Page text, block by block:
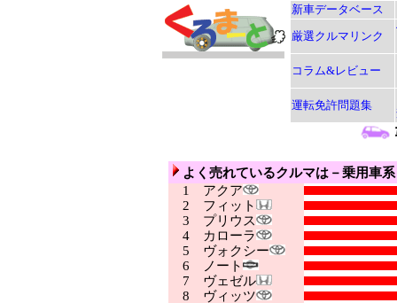
新車データベース
厳選クルマリンク
コラム&レビュー
運転免許問題集
よく売れているクルマは－乗用車
1
アクア
2 フィット
3 プリウス
4 カローラ
5 ヴォクシー
6 ノート
7 ヴェゼル
8 ヴィッツ